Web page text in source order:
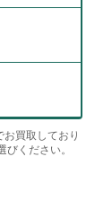
買取しており
ください。